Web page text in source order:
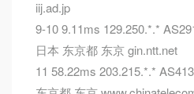
iij.ad.jp
9-10 9.11ms 129.250.*.*
日本 东京都 东京 gin.ntt.net
11 58.22ms 203.215.*.*